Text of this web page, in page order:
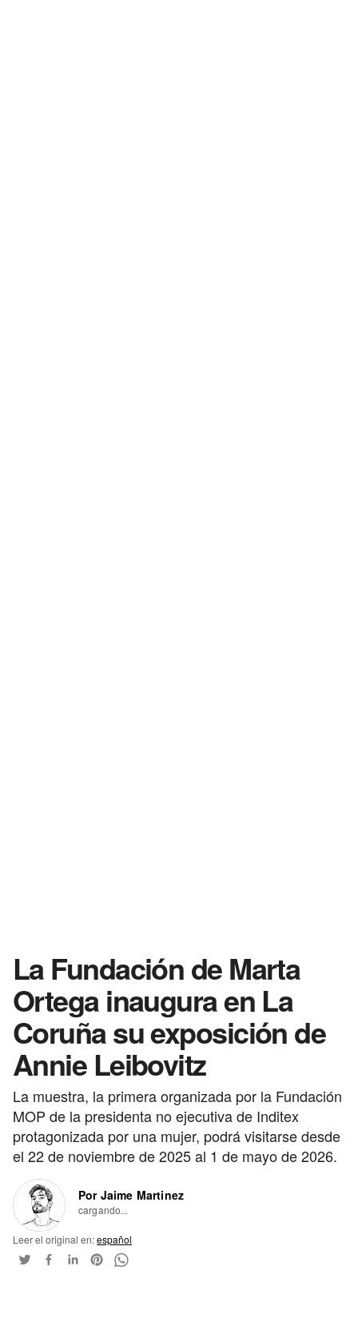
La Fundación de Marta
Ortega inaugura en La
Coruña su exposición de
Annie Leibovitz
La muestra, la primera organizada por la Fundación
MOP de la presidenta no ejecutiva de Inditex
protagonizada por una mujer, podrá visitarse desde
el 22 de noviembre de 2025 al 1 de mayo de 2026.
Por Jaime Martinez
cargando...
Leer el original en:español